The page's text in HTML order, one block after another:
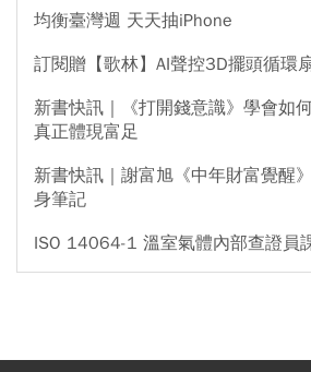
均衡臺灣週 天天抽iPhone
訂閱贈【歌林】AI聲控3D擺頭循環
新書快訊｜《打開錢意識》學會如
真正體現富足
新書快訊｜謝富旭《中年財富覺醒
身筆記
ISO 14064-1 溫室氣體內部查證員